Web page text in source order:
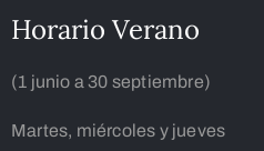
Horario Verano
(1 junio a 30 septiembre)
Martes, miércoles y jueves